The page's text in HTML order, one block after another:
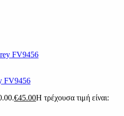
FV9456
€45.00Η τρέχουσα τιμή είναι: